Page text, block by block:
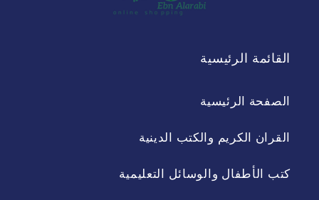
القائمة الرئيسية
الصفحة الرئيسية
القران الكريم والكتب الدينية
كتب الأطفال والوسائل التعليمية